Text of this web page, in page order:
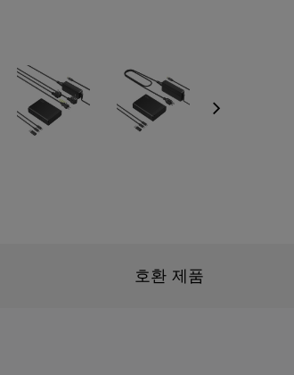
Next
호환 제품